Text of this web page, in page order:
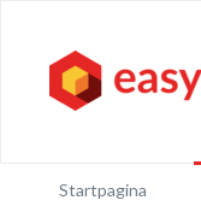
Startpagina